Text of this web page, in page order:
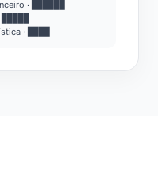
· ██████
█████
· ████